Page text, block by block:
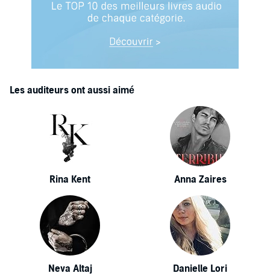
Les auditeurs ont aussi aimé
Rina Kent Anna Zaires
Neva Altaj Danielle Lori